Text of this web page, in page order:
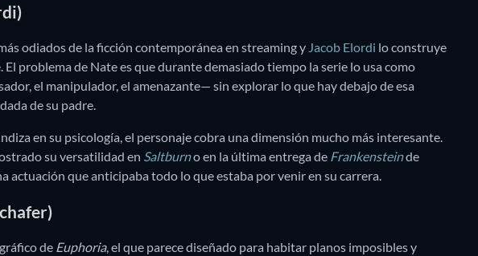
odiados de la ficción contemporánea en streaming y Jacob Elordi lo construye
problema de Nate es que durante demasiado tiempo la serie lo usa como
el manipulador, el amenazante— sin explorar lo que hay debajo de esa
de su padre.
en su psicología, el personaje cobra una dimensión mucho más interesante.
su versatilidad en Saltburno en la última entrega de Frankensteinde
actuación que anticipaba todo lo que estaba por venir en su carrera.
de Euphoria, el que parece diseñado para habitar planos imposibles y